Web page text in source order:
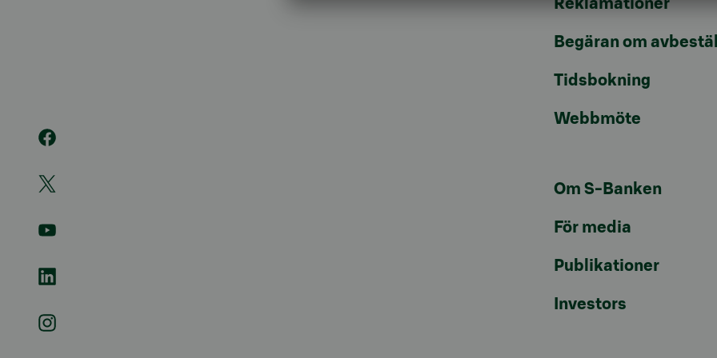
Reklamationer
Begäran om
Tidsbokning
Webbmöte
Om S-Banken
För media
Publikationer
Investors